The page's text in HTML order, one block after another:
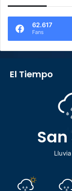
62.617
Fans
El Tiempo